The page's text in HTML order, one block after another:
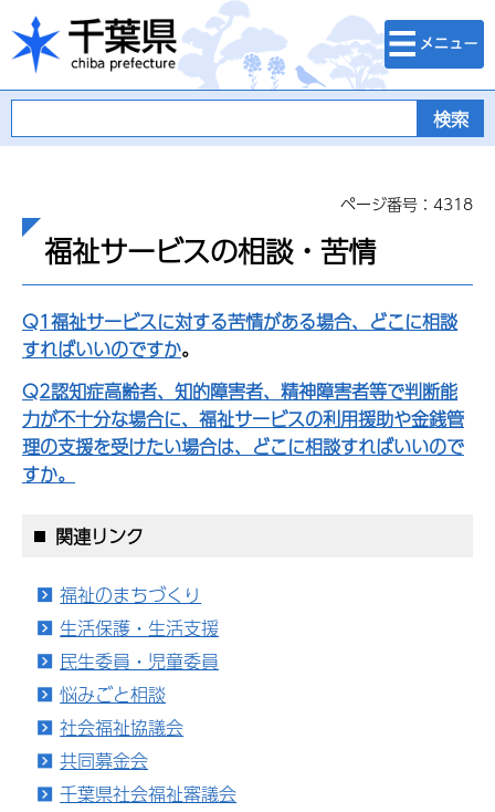
千葉県
検索・メニュ
ー
ページ番号：4318
福祉サービスの相談・苦情
Q1福祉サービスに対する苦情がある場合、どこに相談
すればいいのですか。
Q2認知症高齢者、知的障害者、精神障害者等で判断能
力が不十分な場合に、福祉サービスの利用援助や金銭管
理の支援を受けたい場合は、どこに相談すればいいので
すか。
関連リンク
福祉のまちづくり
生活保護・生活支援
民生委員・児童委員
悩みごと相談
社会福祉協議会
共同募金会
千葉県社会福祉審議会